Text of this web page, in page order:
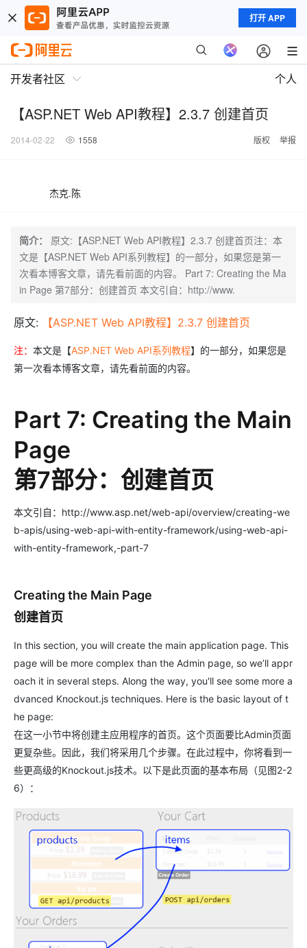
打开 APP
开发者社区 个人
【ASP.NET Web API教程】2.3.7 创建首页
2014-02-22 1558 版权 举报
杰克.陈
简介：
原文:【ASP.NET Web API教程】2.3.7 创建首页注：本
文是【ASP.NET Web API系列教程】的一部分，如果您是第一
次看本博客文章，请先看前面的内容。 Part 7: Creating the Ma
in Page 第7部分：创建首页 本文引自：http://www.
原文: 【ASP.NET Web API教程】2.3.7 创建首页
注： 本文是【ASP.NET Web API系列教程】的一部分，如果您是
第一次看本博客文章，请先看前面的内容。
Part 7: Creating the Main
Page
第7部分：创建首页
本文引自：http://www.asp.net/web-api/overview/creating-we
b-apis/using-web-api-with-entity-framework/using-web-api-
with-entity-framework,-part-7
Creating the Main Page
创建首页
In this section, you will create the main application page. This
page will be more complex than the Admin page, so we’ll appr
oach it in several steps. Along the way, you'll see some more a
dvanced Knockout.js techniques. Here is the basic layout of t
he page:
在这一小节中将创建主应用程序的首页。这个页面要比Admin页面
更复杂些。因此，我们将采用几个步骤。在此过程中，你将看到一
些更高级的Knockout.js技术。以下是此页面的基本布局（见图2-2
6）：